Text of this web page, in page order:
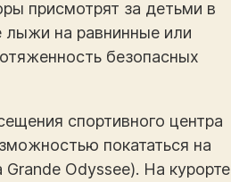
присмотрят за детьми в
лыжи на равнинные или
безопасных
спортивного центра
покататься на
Odyssee). На курорте